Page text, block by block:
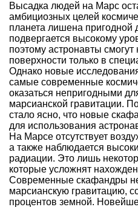
Высадка людей на Марс
амбициозных целей
планета лишена
подвергается высокому
поэтому астронавты смогут
поверхности только в
Однако новые
самые современные
оказаться непригодными
марсианской гравитации.
стало ясно, что новые
для использования
На Марсе отсутствует
а также наблюдается
радиации. Это лишь
которые усложнят
Современные скафандры
марсианскую гравитацию,
процентов земной.